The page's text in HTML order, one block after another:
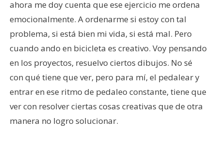
ahora me doy cuenta que ese ejercicio me ordena
emocionalmente. A ordenarme si estoy con tal
problema, si está bien mi vida, si está mal. Pero
cuando ando en bicicleta es creativo. Voy pensando
en los proyectos, resuelvo ciertos dibujos. No sé
con qué tiene que ver, pero para mí, el pedalear y
entrar en ese ritmo de pedaleo constante, tiene que
ver con resolver ciertas cosas creativas que de otra
manera no logro solucionar.